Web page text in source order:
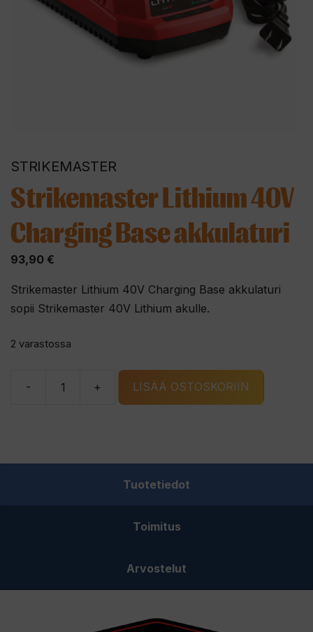
STRIKEMASTER
Strikemaster Lithium 40V
Charging Base akkulaturi
93,90 €
Strikemaster Lithium 40V Charging Base akkulaturi
sopii Strikemaster 40V Lithium akulle.
2 varastossa
-
Strikemaster
akkulaturi
+ LISÄÄ OSTOSKORIIN
Tuotetiedot
Toimitus
Arvostelut